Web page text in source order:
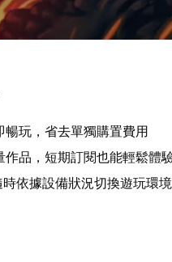
暢玩，省去單獨購置費用
作品，短期訂閱也能輕鬆體
依據設備狀況切換遊玩環境